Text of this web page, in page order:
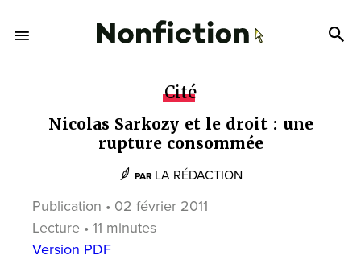
Cité
Nicolas Sarkozy et le droit : une
rupture consommée
PAR LA RÉDACTION
Publication • 02 février 2011
Lecture • 11 minutes
Version PDF